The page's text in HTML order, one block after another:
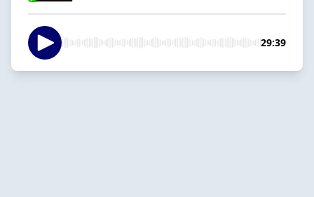
29:39